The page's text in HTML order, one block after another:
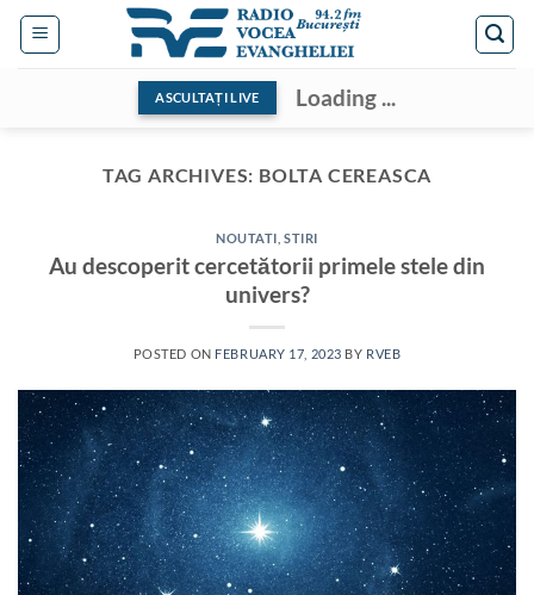
Skip
ASCULTAȚI LIVE Loading ...
TAG ARCHIVES: BOLTA CEREASCA
NOUTATI ,STIRI
Au descoperit cercetătorii primele stele din
univers?
POSTED ON FEBRUARY 17, 2023 BY RVEB